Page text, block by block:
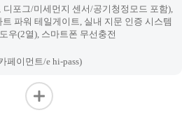
포그/미세먼지 센서/공기청정모드 포함),
파워 테일게이트, 실내 지문 인증 시스템
우(2열), 스마트폰 무선충전
페이먼트/e hi-pass)